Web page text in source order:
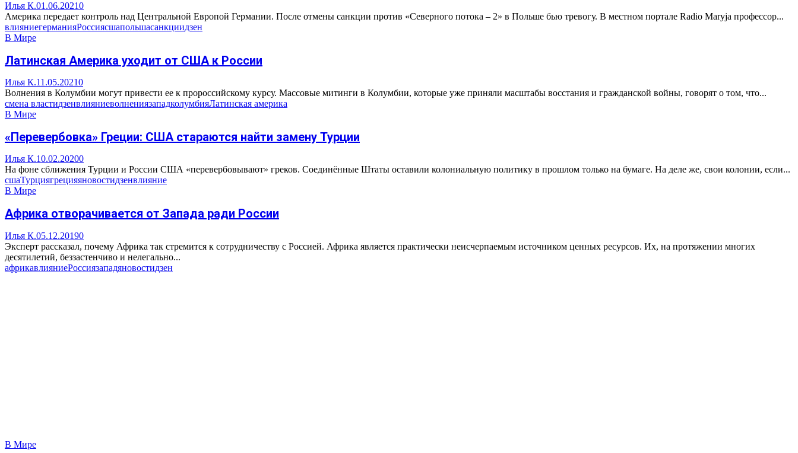
Илья К.01.06.20210
Америка передает контроль над Центральной Европой Германии. После отмены санкции против «Северного потока – 2» в Польше бью тревогу. В местном портале Radio Maryja профессор...
влияниегерманияРоссиясшапольшасанкциидзен
В Мире
Латинская Америка уходит от США к России
Илья К.11.05.20210
Волнения в Колумбии могут привести ее к пророссийскому курсу. Массовые митинги в Колумбии, которые уже приняли масштабы восстания и гражданской войны, говорят о том, что...
смена властидзенвлияниеволнениязападколумбияЛатинская америка
В Мире
«Перевербовка» Греции: США стараются найти замену Турции
Илья К.10.02.20200
На фоне сближения Турции и России США «перевербовывают» греков. Соединённые Штаты оставили колониальную политику в прошлом только на бумаге. На деле же, свои колонии, если...
сшаТурциягрецияяновостидзенвлияние
В Мире
Африка отворачивается от Запада ради России
Илья К.05.12.20190
Эксперт рассказал, почему Африка так стремится к сотрудничеству с Россией. Африка является практически неисчерпаемым источником ценных ресурсов. Их, на протяжении многих
десятилетий, беззастенчиво и нелегально...
африкавлияниеРоссиязападяновостидзен
В Мире